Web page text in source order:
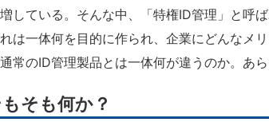
している。そんな中、「特権ID管理」と呼
は一体何を目的に作られ、企業にどんなメ
常のID管理製品とは一体何が違うのか。あら
そも何か？